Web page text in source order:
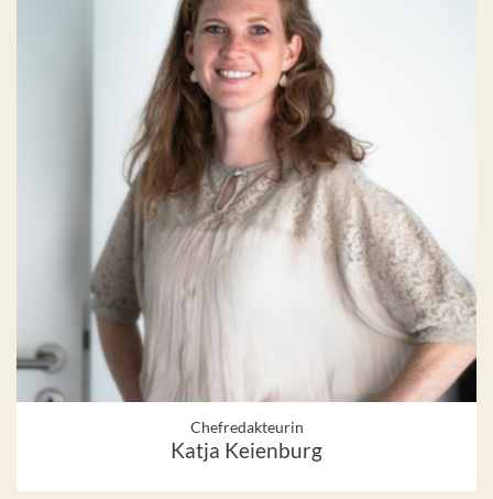
Chefredakteurin
Katja Keienburg